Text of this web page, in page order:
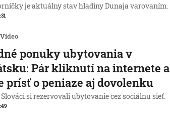
je aktuálny stav hladiny Dunaja varovaním.
Video
ponuky ubytovania v
Pár kliknutí na internete a
prísť o peniaze aj dovolenku
si rezervovali ubytovanie cez sociálnu sieť.